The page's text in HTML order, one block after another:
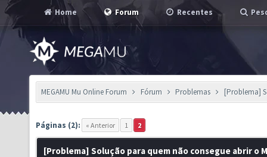
Home Forum Recentes
MEGAMU Mu Online Forum Fórum Problemas [Problema]
Páginas (2): « Anterior 1 2
[Problema] Solução para quem não consegue abrir o